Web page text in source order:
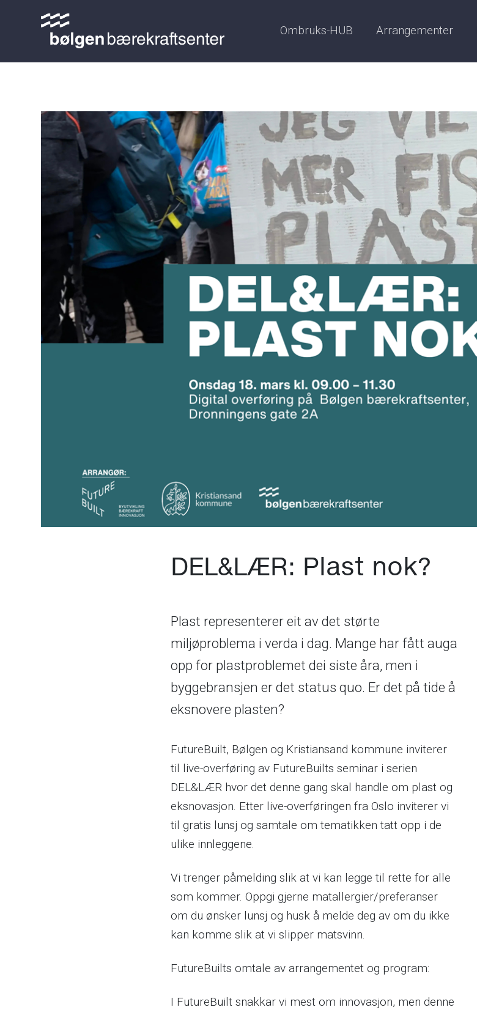
Ombruks-HUB Arrangementer
DEL&LÆR: Plast nok?
Plast representerer eit av det størte
miljøproblema i verda i dag. Mange har fått auga
opp for plastproblemet dei siste åra, men i
byggebransjen er det status quo. Er det på tide å
eksnovere plasten?
FutureBuilt, Bølgen og Kristiansand kommune inviterer
til live-overføring av FutureBuilts seminar i serien
DEL&LÆR hvor det denne gang skal handle om plast og
eksnovasjon. Etter live-overføringen fra Oslo inviterer vi
til gratis lunsj og samtale om tematikken tatt opp i de
ulike innleggene.
Vi trenger påmelding slik at vi kan legge til rette for alle
som kommer. Oppgi gjerne matallergier/preferanser
om du ønsker lunsj og husk å melde deg av om du ikke
kan komme slik at vi slipper matsvinn.
FutureBuilts omtale av arrangementet og program:
I FutureBuilt snakkar vi mest om innovasjon, men denne